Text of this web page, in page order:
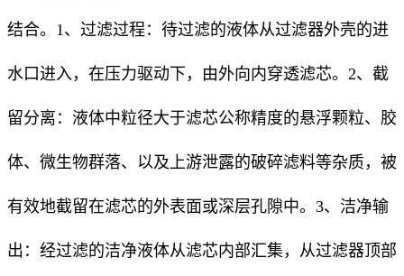
结合。1、过滤过程：待过滤的液体从过滤器外壳的进
水口进入，在压力驱动下，由外向内穿透滤芯。2、截
留分离：液体中粒径大于滤芯公称精度的悬浮颗粒、胶
体、微生物群落、以及上游泄露的破碎滤料等杂质，被
有效地截留在滤芯的外表面或深层孔隙中。3、洁净输
出：经过滤的洁净液体从滤芯内部汇集，从过滤器顶部